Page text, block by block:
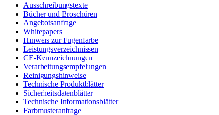
Ausschreibungstexte
Bücher und Broschüren
Angebotsanfrage
Whitepapers
Hinweis zur Fugenfarbe
Leistungsverzeichnissen
CE-Kennzeichnungen
Verarbeitungsempfelungen
Reinigungshinweise
Technische Produktblätter
Sicherheitsdatenblätter
Technische Informationsblätter
Farbmusteranfrage